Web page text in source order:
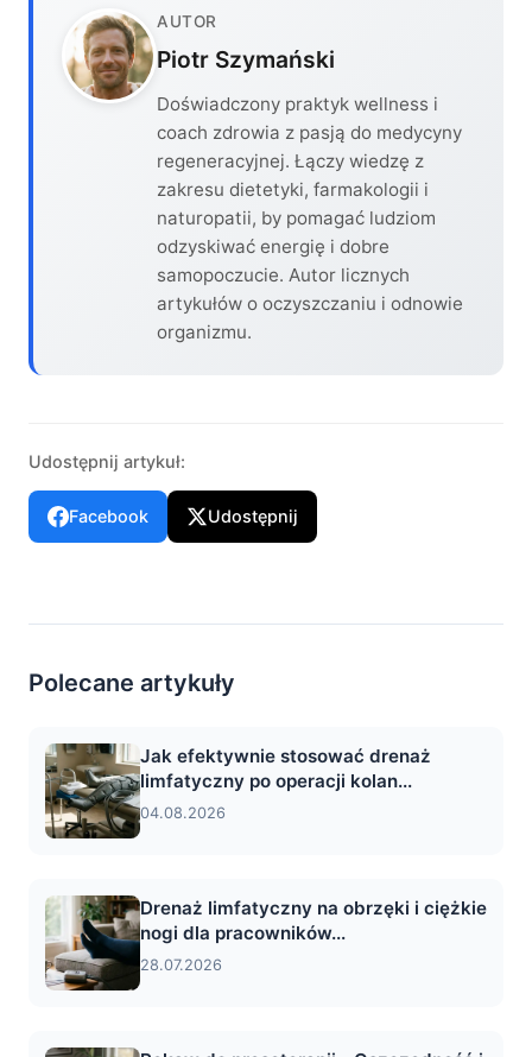
AUTOR
Piotr Szymański
Doświadczony praktyk wellness i
coach zdrowia z pasją do medycyny
regeneracyjnej. Łączy wiedzę z
zakresu dietetyki, farmakologii i
naturopatii, by pomagać ludziom
odzyskiwać energię i dobre
samopoczucie. Autor licznych
artykułów o oczyszczaniu i odnowie
organizmu.
Udostępnij artykuł:
Facebook Udostępnij
Polecane artykuły
Jak efektywnie stosować drenaż
limfatyczny po operacji kolan...
04.08.2026
Drenaż limfatyczny na obrzęki i ciężkie
nogi dla pracowników...
28.07.2026